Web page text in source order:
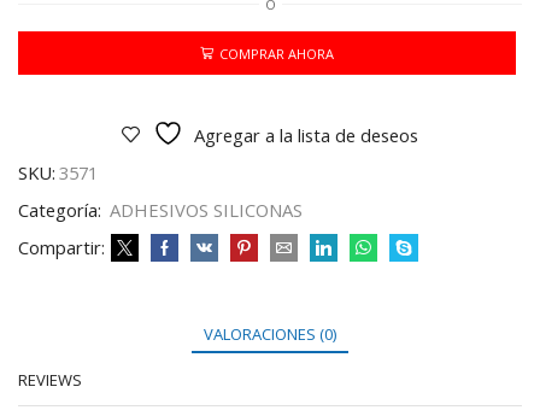
X60
CJ
O
COMPRAR AHORA
Agregar a la lista de deseos
SKU: 3571
Categoría: ADHESIVOS SILICONAS
Compartir:
VALORACIONES (0)
REVIEWS